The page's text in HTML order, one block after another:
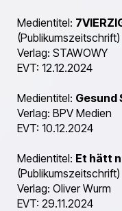
Medientitel:
(Publikumszeitschrift)
Verlag: STAWOWY
EVT: 12.12.2024
Medientitel: Gesund
Verlag: BPV Medien
EVT: 10.12.2024
Medientitel: Et hätt
(Publikumszeitschrift)
Verlag: Oliver Wurm
EVT: 29.11.2024